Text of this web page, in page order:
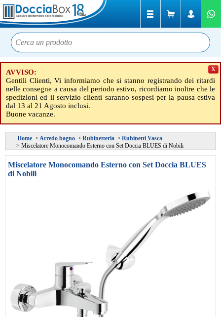
AVVISO:
Gentili Clienti, Vi informiamo che si stanno registrando dei ritardi
nelle consegne a causa del periodo estivo, ricordiamo inoltre che le
spedizioni ed il servizio clienti saranno sospesi per la pausa estiva
dal 13 al 21 Agosto inclusi.
Buone vacanze.
X
Home > Arredo bagno > Rubinetteria > Rubinetti Vasca
> Miscelatore Monocomando Esterno con Set Doccia BLUES di Nobili
Miscelatore Monocomando Esterno con Set Doccia BLUES
di Nobili